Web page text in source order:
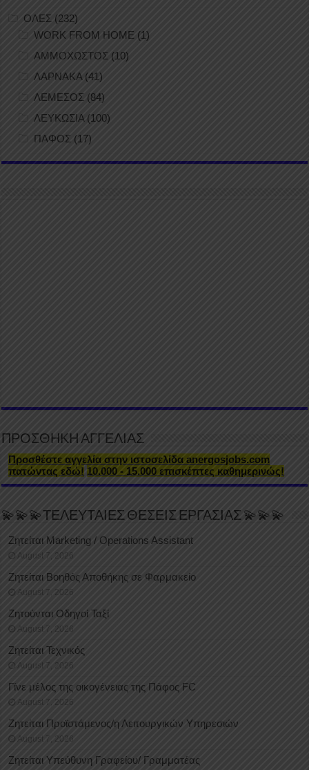
ΟΛΕΣ (232)
WORK FROM HOME (1)
ΑΜΜΟΧΩΣΤΟΣ (10)
ΛΑΡΝΑΚΑ(41)
ΛΕΜΕΣΟΣ (84)
ΛΕΥΚΩΣΙΑ (100)
ΠΑΦΟΣ (17)
ΠΡΟΣΘΗΚΗ ΑΓΓΕΛΙΑΣ
Προσθέστε αγγελία στην ιστοσελίδα anergosjobs.com
πατώντας εδώ! 10.000 - 15.000 επισκέπτες καθημερινώς!
💫💫💫ΤΕΛΕΥΤΑΙΕΣ ΘΕΣΕΙΣ ΕΡΓΑΣΙΑΣ 💫💫💫
Ζητείται Marketing / Operations Assistant
August 7, 2026
Ζητείται Βοηθός Αποθήκης σε Φαρμακείο
August 7, 2026
Ζητούνται Οδηγοί Ταξί
August 7, 2026
Ζητείται Τεχνικός
August 7, 2026
Γίνε μέλος της οικογένειας της Πάφος FC
August 7, 2026
Ζητείται Προϊστάμενος/η Λειτουργικών Υπηρεσιών
August 7, 2026
Ζητείται Υπεύθυνη Γραφείου/ Γραμματέας